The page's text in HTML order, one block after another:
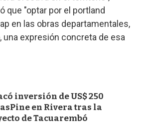
que "optar por el portland
en las obras departamentales,
una expresión concreta de esa
inversión de US$ 250
en Rivera tras la
de Tacuarembó